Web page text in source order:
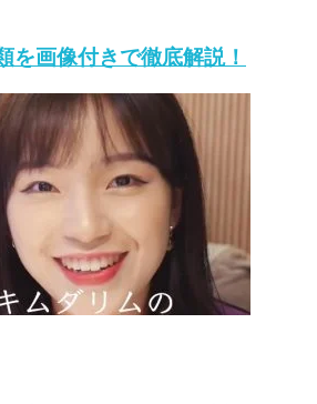
を画像付きで徹底解説！